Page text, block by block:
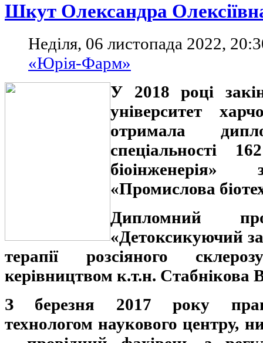
Шкут Олександра
Неділя, 06 листопада 2022,
«Юрія-Фарм»
У 2018 році
університет
отримала
спеціальності
біоінженерія»
«Промислова
Дипломний
«Детоксикуючий
терапії розсіяного
керівництвом к.т.н. Стабнікова
З березня 2017 року
технологом наукового центру,